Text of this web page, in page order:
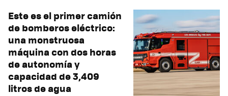
Este es el primer camión
de bomberos eléctrico:
una monstruosa
máquina con dos horas
de autonomía y
capacidad de 3,409
litros de agua